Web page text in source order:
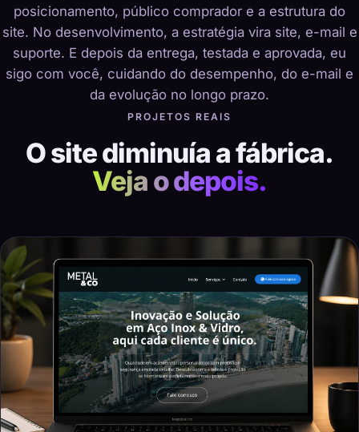
posicionamento, público comprador e a estrutura do
site. No desenvolvimento, a estratégia vira site, e-mail e
suporte. E depois da entrega, testada e aprovada, eu
sigo com você, cuidando do desempenho, do e-mail e
da evolução no longo prazo.
PROJETOS REAIS
O site diminuía a fábrica.
Veja o depois.